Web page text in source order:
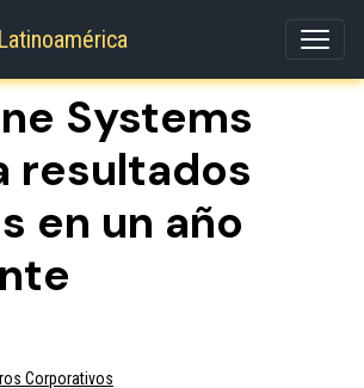
Systems
resultados
en un año
Corporativos